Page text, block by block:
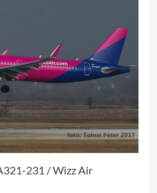
231 / Wizz Air